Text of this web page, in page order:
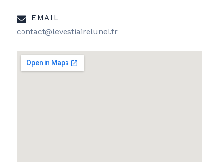
EMAIL
contact@levestiairelunel.fr